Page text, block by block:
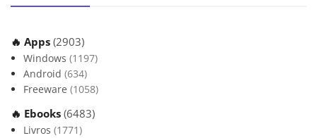
🔥 Apps (2903)
Windows (1197)
Android (634)
Freeware (1058)
🔥 Ebooks (6483)
Livros (1771)